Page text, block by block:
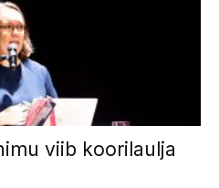
viib koorilaulja